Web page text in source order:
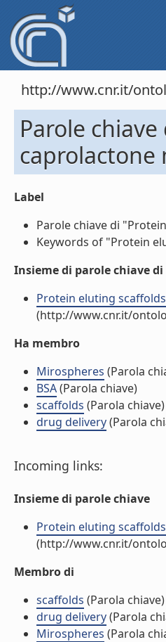
http://www.cnr.it/
Parole
caprolactone
Label
Parole chiave di
Keywords of "Protein
Insieme di parole chiave di
Protein eluting
(http://www.cnr.it/
Ha membro
Mirospheres (Parola
BSA(Parola chiave)
scaffolds (Parola chiave)
drug delivery(Parola
Incoming links:
Insieme di parole chiave
Protein eluting
(http://www.cnr.it/
Membro di
scaffolds (Parola chiave)
drug delivery(Parola
Mirospheres (Parola